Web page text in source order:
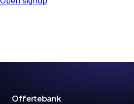
Offertebank